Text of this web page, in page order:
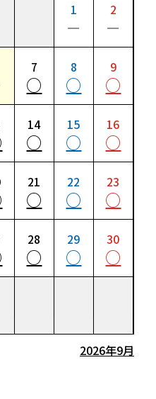
1
－
2
－
7
○
8
○
9
○
14
○
15
○
16
○
21
○
22
○
23
○
28
○
29
○
30
○
2026年9月